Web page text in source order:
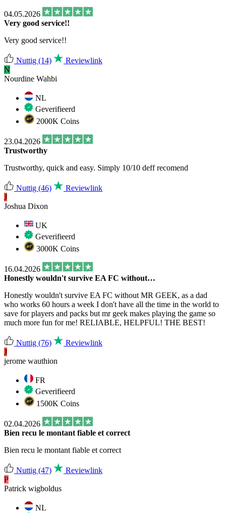
04.05.2026
Very good service!!
Very good service!!
Nuttig (14)
Reviewlink
N
Nourdine Wahbi
NL
Geverifieerd
2000K Coins
23.04.2026
Trustworthy
Trustworthy, quick and easy. Simply 10/10 deff recomend
Nuttig (46)
Reviewlink
J
Joshua Dixon
UK
Geverifieerd
3000K Coins
16.04.2026
Honestly wouldn't survive EA FC without…
Honestly wouldn't survive EA FC without MR GEEK, as a dad
who works 60 hours a week I don't have all the time in the world to
save for players and packs but mr geek makes playing the game so
much more fun for me! RELIABLE, HELPFUL! THE BEST!
Nuttig (76)
Reviewlink
J
jerome wauthion
FR
Geverifieerd
1500K Coins
02.04.2026
Bien recu le montant fiable et correct
Bien recu le montant fiable et correct
Nuttig (47)
Reviewlink
P
Patrick wigboldus
NL